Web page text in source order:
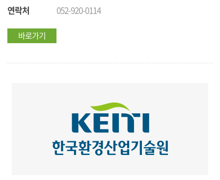
연락처
052-920-0114
바로가기